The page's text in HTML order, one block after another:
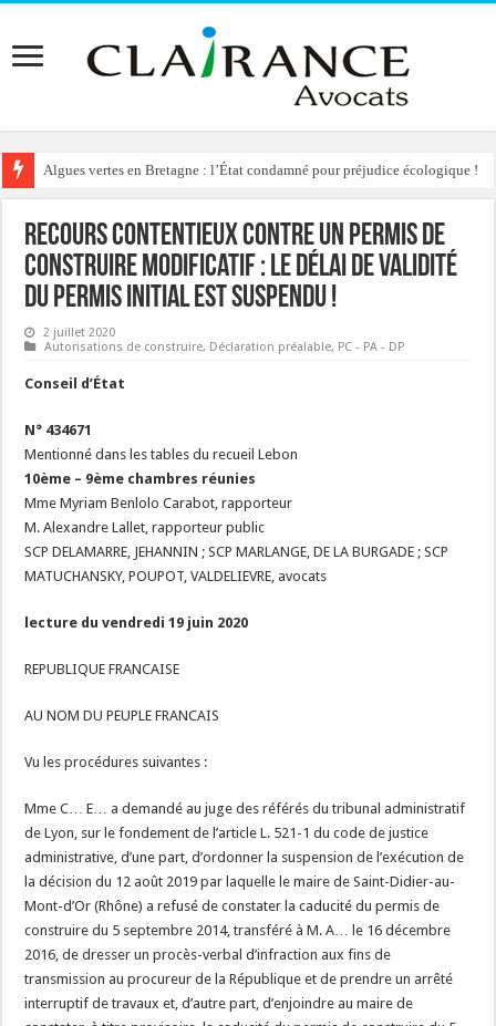
Algues vertes en Bretagne : l’État condamné pour préjudice écologique !
Reconstruction de chalets d’alpage : le préfet condamné à délivrer
Recours contentieux contre un permis de
construire modificatif : le délai de validité
du permis initial est suspendu !
2 juillet 2020
Autorisations de construire, Déclaration préalable, PC - PA - DP
Conseil d’État
N° 434671
Mentionné dans les tables du recueil Lebon
10ème – 9ème chambres réunies
Mme Myriam Benlolo Carabot, rapporteur
M. Alexandre Lallet, rapporteur public
SCP DELAMARRE, JEHANNIN ; SCP MARLANGE, DE LA BURGADE ; SCP
MATUCHANSKY, POUPOT, VALDELIEVRE, avocats
lecture du vendredi 19 juin 2020
REPUBLIQUE FRANCAISE
AU NOM DU PEUPLE FRANCAIS
Vu les procédures suivantes :
Mme C… E… a demandé au juge des référés du tribunal administratif
de Lyon, sur le fondement de l’article L. 521-1 du code de justice
administrative, d’une part, d’ordonner la suspension de l’exécution de
la décision du 12 août 2019 par laquelle le maire de Saint-Didier-au-
Mont-d’Or (Rhône) a refusé de constater la caducité du permis de
construire du 5 septembre 2014, transféré à M. A… le 16 décembre
2016, de dresser un procès-verbal d’infraction aux fins de
transmission au procureur de la République et de prendre un arrêté
interruptif de travaux et, d’autre part, d’enjoindre au maire de